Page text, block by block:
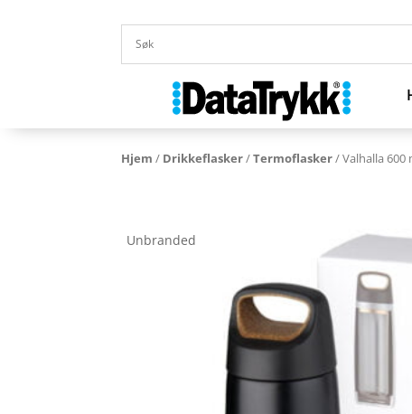
Hjem / Drikkeflasker/Termoflasker/ Valhalla
Unbranded